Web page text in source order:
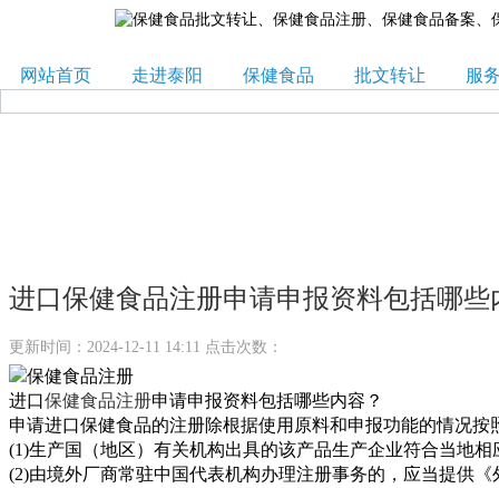
网站首页 走进泰阳 保健食品 批文转让 服
进口保健食品注册申请申报资料包括哪些
更新时间：2024-12-11 14:11 点击次数：
进口保健食品注册申请申报资料包括哪些内容？
申请进口保健食品的注册除根据使用原料和申报功能的情况
(1)生产国（地区）有关机构出具的该产品生产企业符合当地
(2)由境外厂商常驻中国代表机构办理注册事务的，应当提供